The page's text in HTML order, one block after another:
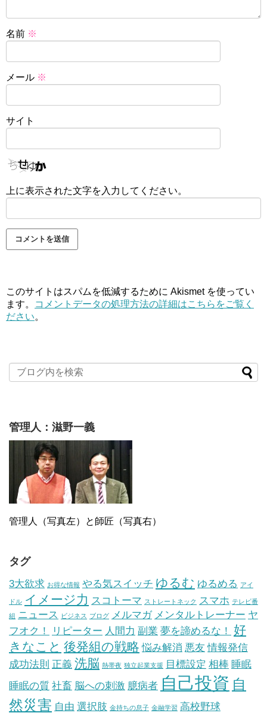
名前 ※
メール ※
サイト
上に表示された文字を入力してください。
このサイトはスパムを低減するために Akismet を使ってい
ます。
コメントデータの処理方法の詳細はこちらをご覧く
ださい。
管理人：滋野一義
管理人（写真左）と師匠（写真右）
タグ
3大欲求 お得な情報 やる気スイッチ ゆるむ ゆるめる アイ
ドル イメージ力 スコトーマ ストレートネック スマホ テレビ番
組 ニュース ビジネス ブログ メルマガ メンタルトレーナー ヤ
フオク！
リピーター 人間力 副業 夢を諦めるな！ 好
きなこと 後発組の戦略 悩み解消 悪友 情報発信
成功法則 正義 洗脳 熱帯夜 独立起業支援 目標設定 相棒 睡眠
睡眠の質 社畜 脳への刺激 臆病者 自己投資 自
然災害 自由 選択肢 金持ちの息子 金融学習 高校野球